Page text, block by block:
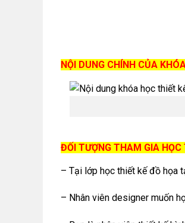
NỘI DUNG CHÍNH CỦA
ĐỐI TƯỢNG THAM GIA
– Tại lớp học thiết kế đồ họa
– Nhân viên designer muốn